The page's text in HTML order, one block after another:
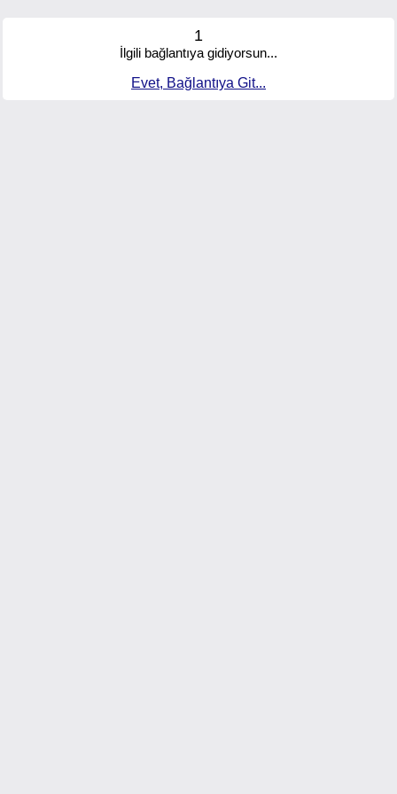
1
İlgili bağlantıya gidiyorsun...
Evet, Bağlantıya Git...